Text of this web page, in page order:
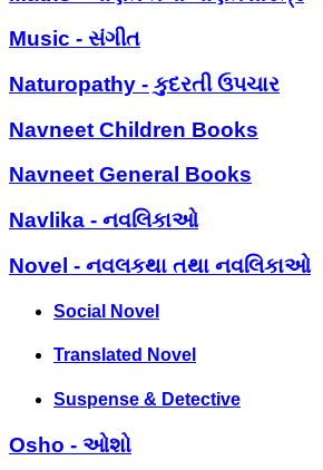
Music - સંગીત
Naturopathy - કુદરતી ઉપચાર
Navneet Children Books
Navneet General Books
Navlika - નવલિકાઓ
Novel - નવલકથા તથા નવલિકાઓ
Social Novel
Translated Novel
Suspense & Detective
Osho - ઓશો